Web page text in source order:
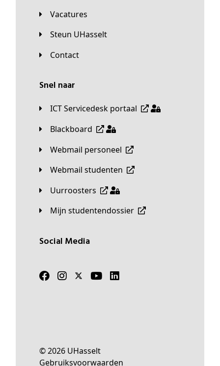
Vacatures
Steun UHasselt
Contact
Snel naar
ICT Servicedesk portaal
Blackboard
Webmail personeel
Webmail studenten
Uurroosters
Mijn studentendossier
Social Media
© 2026 UHasselt
Gebruiksvoorwaarden